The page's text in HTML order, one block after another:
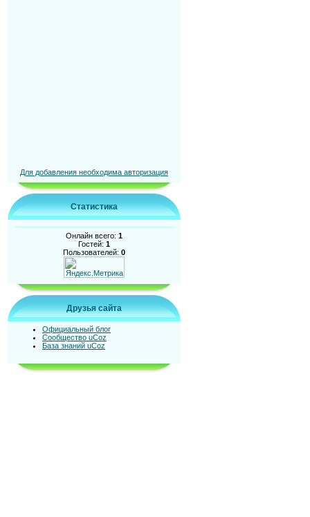
Для добавления необходима авторизация
Статистика
Онлайн всего: 1
Гостей: 1
Пользователей: 0
Друзья сайта
Официальный блог
Сообщество uCoz
База знаний uCoz